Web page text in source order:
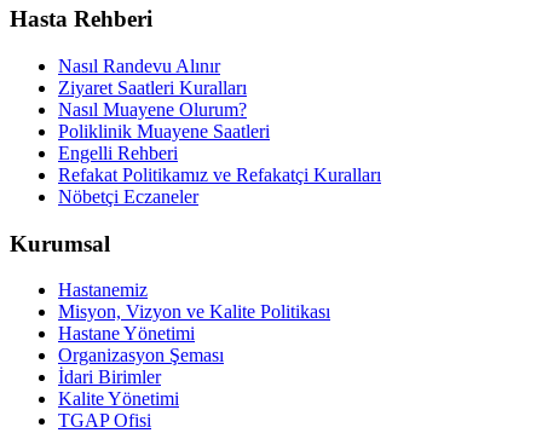
Hasta Rehberi
Nasıl Randevu Alınır
Ziyaret Saatleri Kuralları
Nasıl Muayene Olurum?
Poliklinik Muayene Saatleri
Engelli Rehberi
Refakat Politikamız ve Refakatçi Kuralları
Nöbetçi Eczaneler
Kurumsal
Hastanemiz
Misyon, Vizyon ve Kalite Politikası
Hastane Yönetimi
Organizasyon Şeması
İdari Birimler
Kalite Yönetimi
TGAP Ofisi